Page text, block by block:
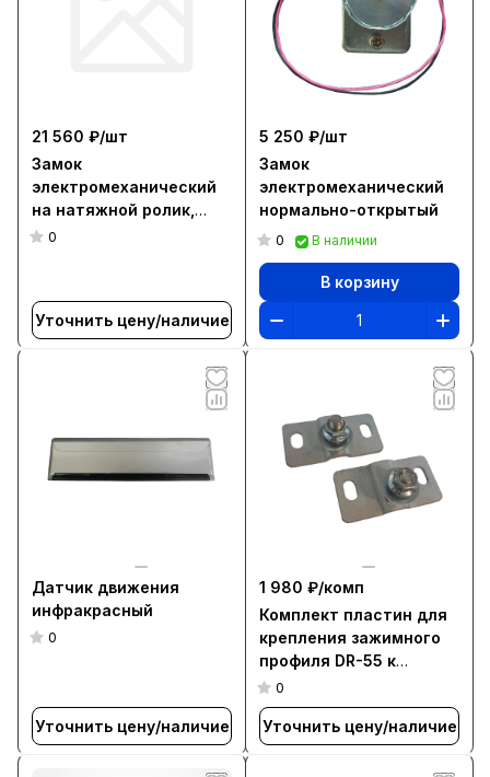
21 560 ₽/шт
Замок
электромеханический
на натяжной ролик,
бистабильный, для
0
Уточнить цену/наличие
5 250 ₽/шт
Замок
электромеханический
нормально-открытый
0 В наличии
В корзину
Датчик движения
инфракрасный
0
Уточнить цену/наличие
1 980 ₽/комп
Комплект пластин для
крепления зажимного
профиля DR-55 к
роликовым кареткам (2
шт)
0
Уточнить цену/наличие